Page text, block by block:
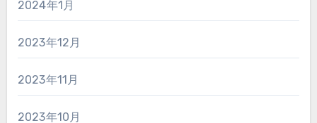
2024年1月
2023年12月
2023年11月
2023年10月